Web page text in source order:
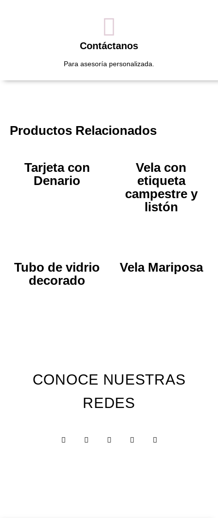
Contáctanos
Para asesoría personalizada.
Productos Relacionados
Tarjeta con
Denario
Vela con
etiqueta
campestre y
listón
Tubo de vidrio
decorado
Vela Mariposa
CONOCE NUESTRAS
REDES